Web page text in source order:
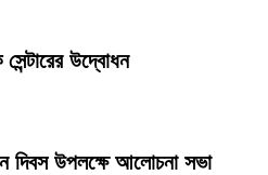
উদ্বোধন
দিবস উপলক্ষে আলোচনা সভা